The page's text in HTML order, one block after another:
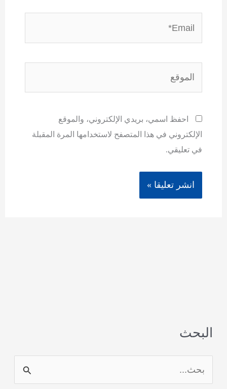
احفظ اسمي، بريدي الإلكتروني، والموقع
الإلكتروني في هذا المتصفح لاستخدامها المرة المقبلة
في تعليقي.
البحث